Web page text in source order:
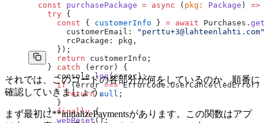
  const
purchasePackage = async ( pkg : Package ) =>
    try
{
      const
{ customerInfo } = await Purchases.
        customerEmail:
"perttu+3@lahteenlahti.com"
        rcPackage: pkg,
      });
      return
customerInfo;
    }
catch (error) {
      console.
log(error);
      if
(error === ErrorCode.UserCancelledError)
        return
null ;
      }
    }
finally {
      webReset
();
それでは、このコードの各部分が何をしているのか、順番に
確認していきましょう。
まず最初に**initializePaymentsがあります。この関数はアプ